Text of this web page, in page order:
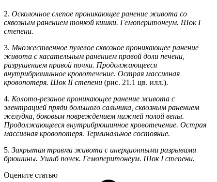
2. Осколочное слепое проникающее ранение живота со
сквозным ранением тонкой кишки. Гемоперитонеум. Шок I
степени.
3. Множественное пулевое сквозное проникающее ранение
живота с касательным ранением правой доли печени,
разрушением правой почки. Продолжающееся
внутрибрюшинное кровотечение. Острая массивная
кровопотеря. Шок II степени (рис. 21.1 цв. илл.).
4. Колото-резаное проникающее ранение живота с
эвентрацией пряди большого сальника, сквозным ранением
желудка, боковым повреждением нижней полой вены.
Продолжающееся внутрибрюшинное кровотечение. Острая
массивная кровопотеря. Терминальное состояние.
5. Закрытая травма живота с инерционными разрывами
брюшины. Ушиб почек. Гемоперитонеум. Шок I степени.
Оцените статью